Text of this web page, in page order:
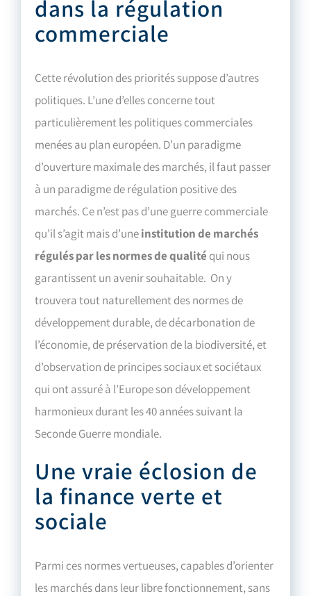
dans la régulation
commerciale
Cette révolution des priorités suppose d’autres
politiques. L’une d’elles concerne tout
particulièrement les politiques commerciales
menées au plan européen. D’un paradigme
d’ouverture maximale des marchés, il faut passer
à un paradigme de régulation positive des
marchés. Ce n’est pas d’une guerre commerciale
qu’il s’agit mais d’uneinstitution de marchés
régulés par les normes de qualité qui nous
garantissent un avenir souhaitable. On y
trouvera tout naturellement des normes de
développement durable, de décarbonation de
l’économie, de préservation de la biodiversité, et
d’observation de principes sociaux et sociétaux
qui ont assuré à l’Europe son développement
harmonieux durant les 40 années suivant la
Seconde Guerre mondiale.
Une vraie éclosion de
la finance verte et
sociale
Parmi ces normes vertueuses, capables d’orienter
les marchés dans leur libre fonctionnement, sans